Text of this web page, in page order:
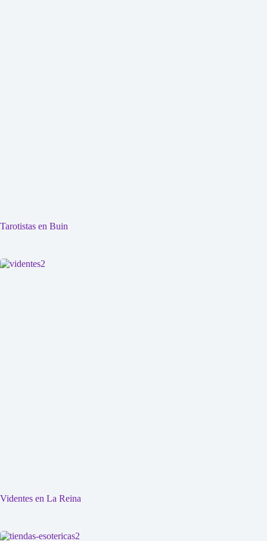
Tarotistas en Buin
Videntes en La Reina